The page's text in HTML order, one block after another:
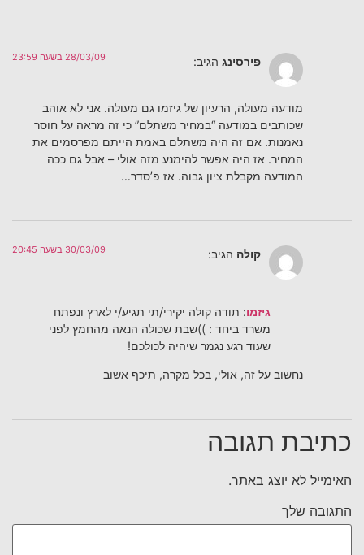
פירסינג הגיב: 28/03/09 בשעה 23:59
מודעה מעולה, הרעיון של גיזמו גם מעולה. אני לא אוהב
שכותבים במודעה “במחיר משתלם” כי זה מראה על חוסר
נאמנות. אם זה היה משתלם באמת הייתם מפרסמים את
המחיר. אז היה אפשר להימנע מזה אולי – אבל גם ככה
המודעה מקבלת ציון גבוה. אז פ’סדר…
קולה הגיב: 30/03/09 בשעה 20:45
גיזמו: תודה קולה יקירי/תי תגיע/י לארץ ונפתח
משרד ביחד : ))שבת שכולה הנאה מהחמץ לפני
שעוד רגע נגמר שיהיה לכולכם!
נחשוב על זה, אולי, בכל מקרה, תיכף אשוב
כתיבת תגובה
האימייל לא יוצג באתר.
התגובה שלך